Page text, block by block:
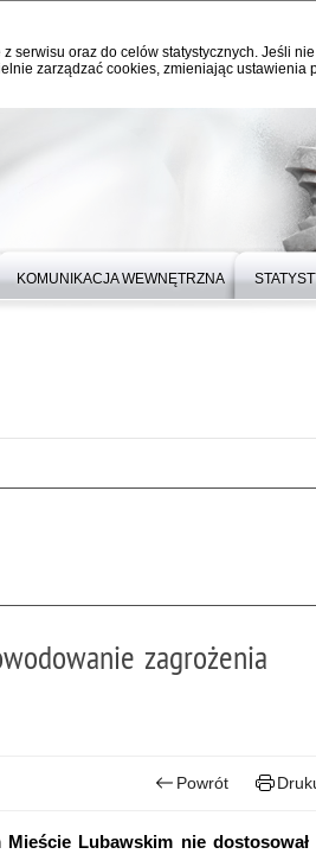
serwisu oraz do celów statystycznych. Jeśli
zarządzać cookies, zmieniając
KOMUNIKACJA WEWNĘTRZNA
zagrożenia
Powrót
Lubawskim nie dostosował